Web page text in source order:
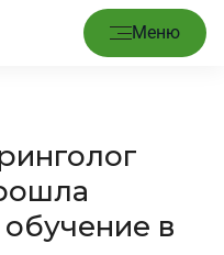
Меню
в